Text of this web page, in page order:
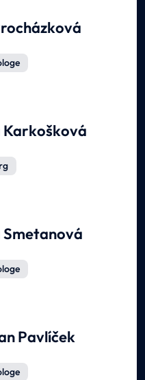
Karkošková
Smetanová
Pavlíček